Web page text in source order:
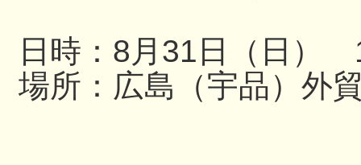
日時：8月31日（日）
場所：広島（宇品）外